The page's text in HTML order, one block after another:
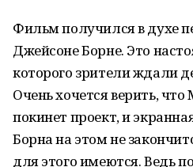
Фильм получился в духе
Джейсоне Борне. Это
которого зрители ждали
Очень хочется верить,
покинет проект, и
Борна на этом не
для этого имеются. Ведь